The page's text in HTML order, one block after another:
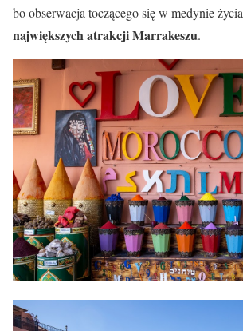
bo obserwacja toczącego się w medynie życia
największych atrakcji Marrakeszu.